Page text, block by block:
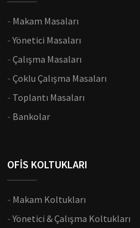
- Makam Masaları
-Yönetici Masaları
- Çalışma Masaları
- Çoklu Çalışma Masaları
- Toplantı Masaları
- Bankolar
OFİS KOLTUKLARI
- Makam Koltukları
-Yönetici & Çalışma Koltukları